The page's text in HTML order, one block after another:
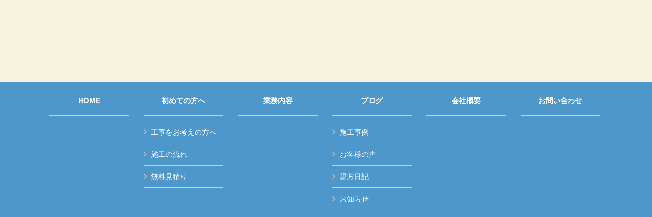
HOME 初めての方へ
工事をお考えの方へ
施工の流れ
無料見積り
業務内容 ブログ
施工事例
お客様の声
親方日記
お知らせ
会社概要 お問い合わせ